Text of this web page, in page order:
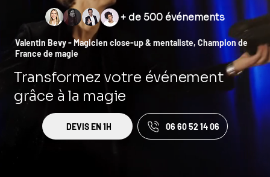
+ de 500 événements
Valentin Bevy - Magicien close-up & mentaliste, Champion de
France de magie
Transformez votre événement
grâce à la magie
DEVIS EN 1H 06 60 52 14 06